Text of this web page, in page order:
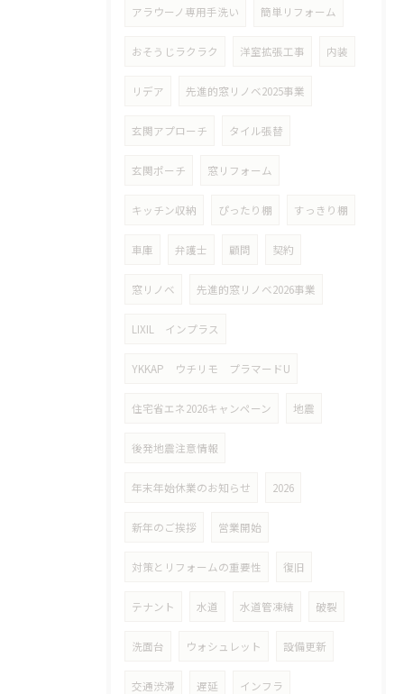
アラウーノ専用手洗い 簡単リフォーム
おそうじラクラク 洋室拡張工事 内装
リデア 先進的窓リノベ2025事業
玄関アプローチ タイル張替
玄関ポーチ 窓リフォーム
キッチン収納 ぴったり棚 すっきり棚
車庫 弁護士 顧問 契約
窓リノベ 先進的窓リノベ2026事業
LIXIL インプラス
YKKAP ウチリモ プラマードU
住宅省エネ2026キャンペーン 地震
後発地震注意情報
年末年始休業のお知らせ 2026
新年のご挨拶 営業開始
対策とリフォームの重要性 復旧
テナント 水道 水道管凍結 破裂
洗面台 ウォシュレット 設備更新
交通渋滞 遅延 インフラ